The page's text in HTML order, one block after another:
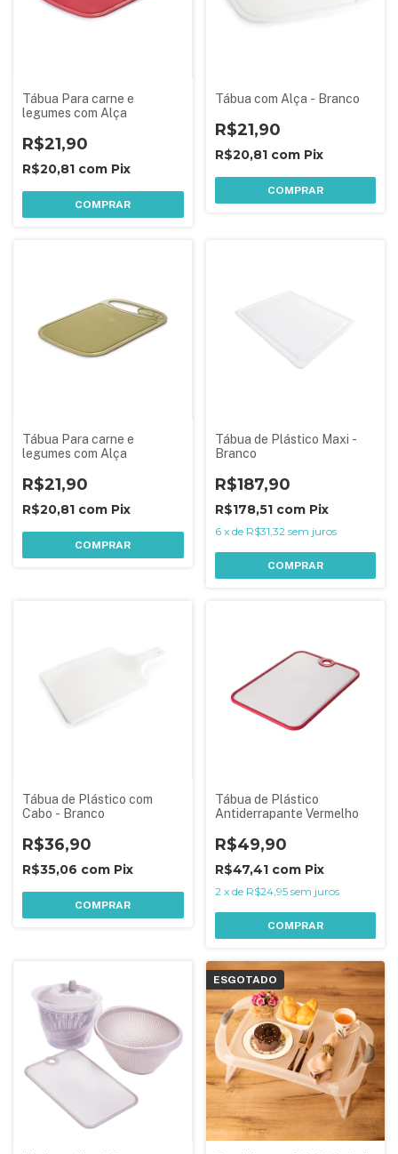
Tábua Para carne e
legumes com Alça
R$21,90
R$20,81 com Pix
COMPRAR
Tábua com Alça - Branco
R$21,90
R$20,81 com Pix
COMPRAR
Tábua Para carne e
legumes com Alça
R$21,90
R$20,81 com Pix
COMPRAR
Tábua de Plástico Maxi -
Branco
R$187,90
R$178,51 com Pix
6 x de R$31,32 sem juros
COMPRAR
Tábua de Plástico com
Cabo - Branco
R$36,90
R$35,06 com Pix
COMPRAR
Tábua de Plástico
Antiderrapante Vermelho
R$49,90
R$47,41 com Pix
2 x de R$24,95 sem juros
COMPRAR
ESGOTADO